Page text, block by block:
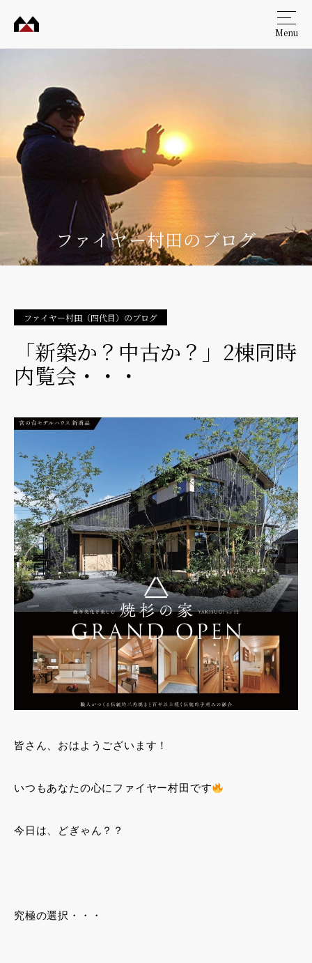
工務
Menu
ファイヤー村田のブログ
ファイヤー村田（四代目）のブログ
「新築か？中古か？」2棟同時
内覧会・・・
皆さん、おはようございます！
いつもあなたの心にファイヤー村田です
今日は、どぎゃん？？
究極の選択・・・